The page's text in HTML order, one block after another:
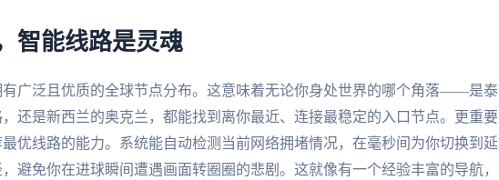
智能线路是灵魂
广泛且优质的全球节点分布。这意味着无论你身处世界的哪个角落——是泰
还是新西兰的奥克兰，都能找到离你最近、连接最稳定的入口节点。更重要
优线路的能力。系统能自动检测当前网络拥堵情况，在毫秒间为你切换到延
避免你在进球瞬间遭遇画面转圈圈的悲剧。这就像有一个经验丰富的导航，